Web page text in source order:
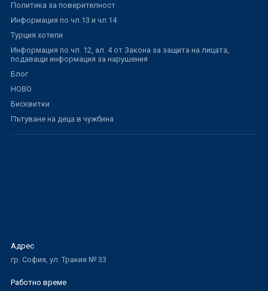
Политика за поверителност
Информация по чл.13 и чл.14
Турция хотели
Информация по чл. 12, ал. 4 от Закона за защита на лицата,
подаващи информация за нарушения
Блог
НОВО
Бисквитки
Пътуване на деца в чужбина
Адрес
гр. София, ул. Тракия № 33
Работно време